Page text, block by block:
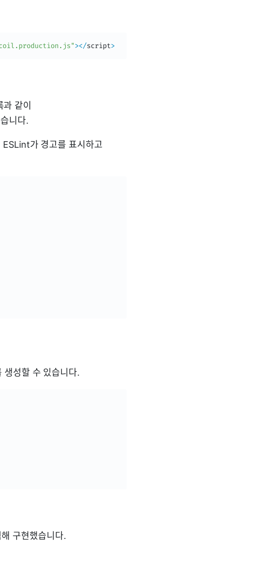
></script>
같이
니다.
가 경고를 표시하고
성할 수 있습니다.
구현했습니다.